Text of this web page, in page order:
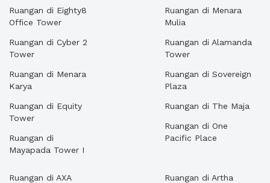
Ruangan di Eighty8
Office Tower
Ruangan di Cyber 2
Tower
Ruangan di Menara
Karya
Ruangan di Equity
Tower
Ruangan di
Mayapada Tower I
Ruangan di Menara
Mulia
Ruangan di Alamanda
Tower
Ruangan di Sovereign
Plaza
Ruangan di The Maja
Ruangan di One
Pacific Place
Ruangan di AXA Ruangan di Artha